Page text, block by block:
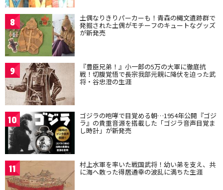
8 土偶なりきりパーカーも！青森の縄文遺跡群で
発掘された土偶がモチーフのキュートなグッズ
が新発売
9 『豊臣兄弟！』小一郎の5万の大軍に徹底抗
戦！切腹覚悟で長宗我部元親に降伏を迫った武
将・谷忠澄の生涯
10 ゴジラの咆哮で目覚める朝…1954年公開『ゴジ
ラ』の貴重音源を搭載した「ゴジラ音声目覚ま
し時計」が新発売
11 村上水軍を率いた戦国武将！幼い弟を支え、共
に海へ散った得居通幸の波乱に満ちた生涯